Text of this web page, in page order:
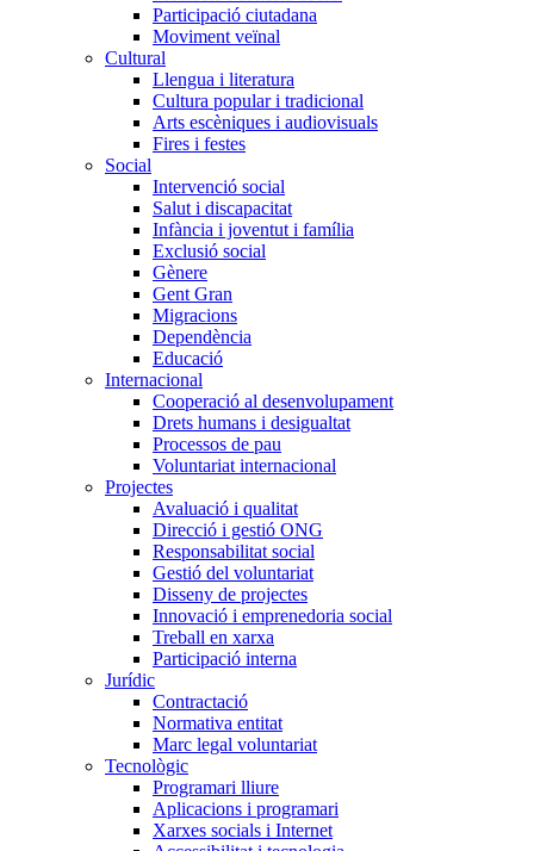
Participació ciutadana
Moviment veïnal
Cultural
Llengua i literatura
Cultura popular i tradicional
Arts escèniques i audiovisuals
Fires i festes
Social
Intervenció social
Salut i discapacitat
Infància i joventut i família
Exclusió social
Gènere
Gent Gran
Migracions
Dependència
Educació
Internacional
Cooperació al desenvolupament
Drets humans i desigualtat
Processos de pau
Voluntariat internacional
Projectes
Avaluació i qualitat
Direcció i gestió ONG
Responsabilitat social
Gestió del voluntariat
Disseny de projectes
Innovació i emprenedoria social
Treball en xarxa
Participació interna
Jurídic
Contractació
Normativa entitat
Marc legal voluntariat
Tecnològic
Programari lliure
Aplicacions i programari
Xarxes socials i Internet